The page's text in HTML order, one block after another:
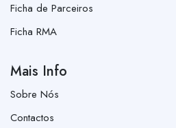
Ficha de Parceiros
Ficha RMA
Mais Info
Sobre Nós
Contactos